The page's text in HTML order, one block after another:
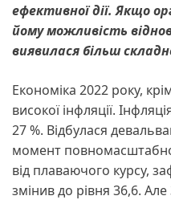
ефективної дії. Якщо
йому можливість
виявилася більш
Економіка 2022 року,
високої інфляції.
27 %. Відбулася
момент
від плаваючого курсу,
змінив до рівня 36,6.